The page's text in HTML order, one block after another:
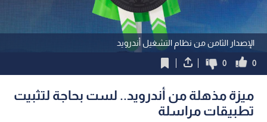
الإصدار الثامن من نظام التشغيل أندرويد
0
0
ميزة مذهلة من أندرويد.. لست بحاجة لتثبيت
تطبيقات مراسلة